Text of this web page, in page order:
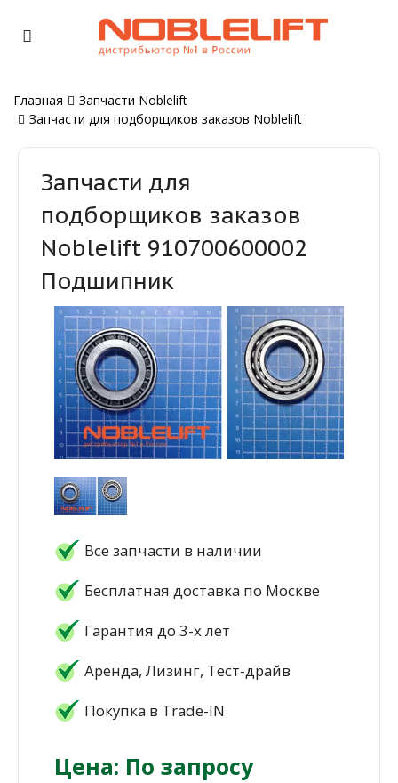
Главная
Запчасти Noblelift
Запчасти для подборщиков заказов Noblelift
Запчасти для
подборщиков заказов
Noblelift 910700600002
Подшипник
Все запчасти в наличии
Бесплатная доставка по Москве
Гарантия до 3-х лет
Аренда, Лизинг, Тест-драйв
Покупка в Trade-IN
Цена: По запросу